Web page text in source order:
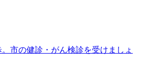
市の健診・がん検診を受けましょ